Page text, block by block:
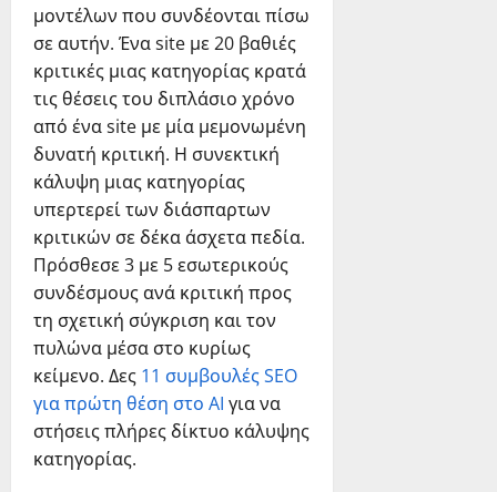
μοντέλων που συνδέονται πίσω
σε αυτήν. Ένα site με 20 βαθιές
κριτικές μιας κατηγορίας κρατά
τις θέσεις του διπλάσιο χρόνο
από ένα site με μία μεμονωμένη
δυνατή κριτική. Η συνεκτική
κάλυψη μιας κατηγορίας
υπερτερεί των διάσπαρτων
κριτικών σε δέκα άσχετα πεδία.
Πρόσθεσε 3 με 5 εσωτερικούς
συνδέσμους ανά κριτική προς
τη σχετική σύγκριση και τον
πυλώνα μέσα στο κυρίως
κείμενο. Δες 11 συμβουλές SEO
για πρώτη θέση στο AI για να
στήσεις πλήρες δίκτυο κάλυψης
κατηγορίας.